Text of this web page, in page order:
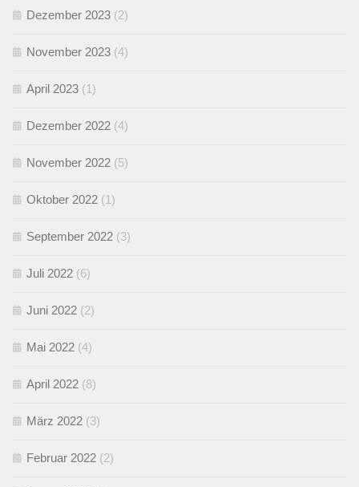
Dezember 2023 (2)
November 2023 (4)
April 2023 (1)
Dezember 2022 (4)
November 2022 (5)
Oktober 2022 (1)
September 2022 (3)
Juli 2022 (6)
Juni 2022 (2)
Mai 2022 (4)
April 2022 (8)
März 2022 (3)
Februar 2022 (2)